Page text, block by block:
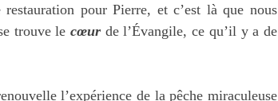
pour Pierre, et c’est là que nous
trouve le cœur
l’expérience de la pêche miraculeuse